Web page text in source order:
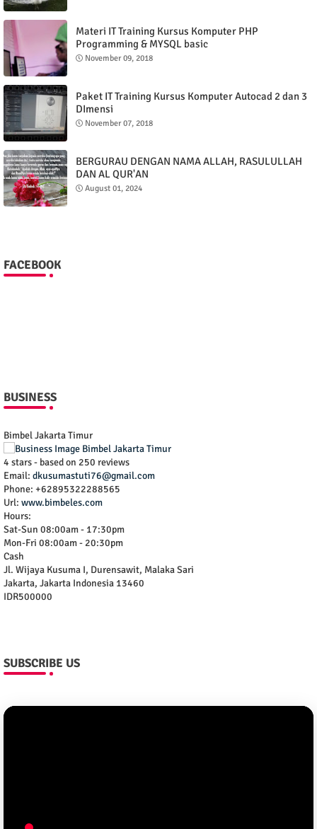
Materi IT Training Kursus Komputer PHP
Programming & MYSQL basic
November 09, 2018
Paket IT Training Kursus Komputer Autocad 2 dan 3
DImensi
November 07, 2018
BERGURAU DENGAN NAMA ALLAH, RASULULLAH
DAN AL QUR'AN
August 01, 2024
FACEBOOK
BUSINESS
Bimbel Jakarta Timur
4 stars - based on 250 reviews
Email: dkusumastuti76@gmail.com
Phone: +62895322288565
Url: www.bimbeles.com
Hours:
Sat-Sun 08:00am - 17:30pm
Mon-Fri 08:00am - 20:30pm
Cash
Jl. Wijaya Kusuma I, Durensawit, Malaka Sari
Jakarta, Jakarta Indonesia 13460
IDR500000
SUBSCRIBE US